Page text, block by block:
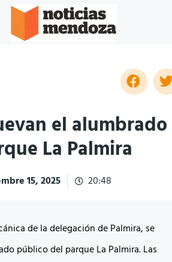
el alumbrado
La Palmira
15, 2025 20:48
de la delegación de Palmira, se
público del parque La Palmira. Las